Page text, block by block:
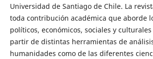
Universidad de Santiago de Chile. La
toda contribución académica que aborde
políticos, económicos, sociales y
partir de distintas herramientas de
humanidades como de las diferentes